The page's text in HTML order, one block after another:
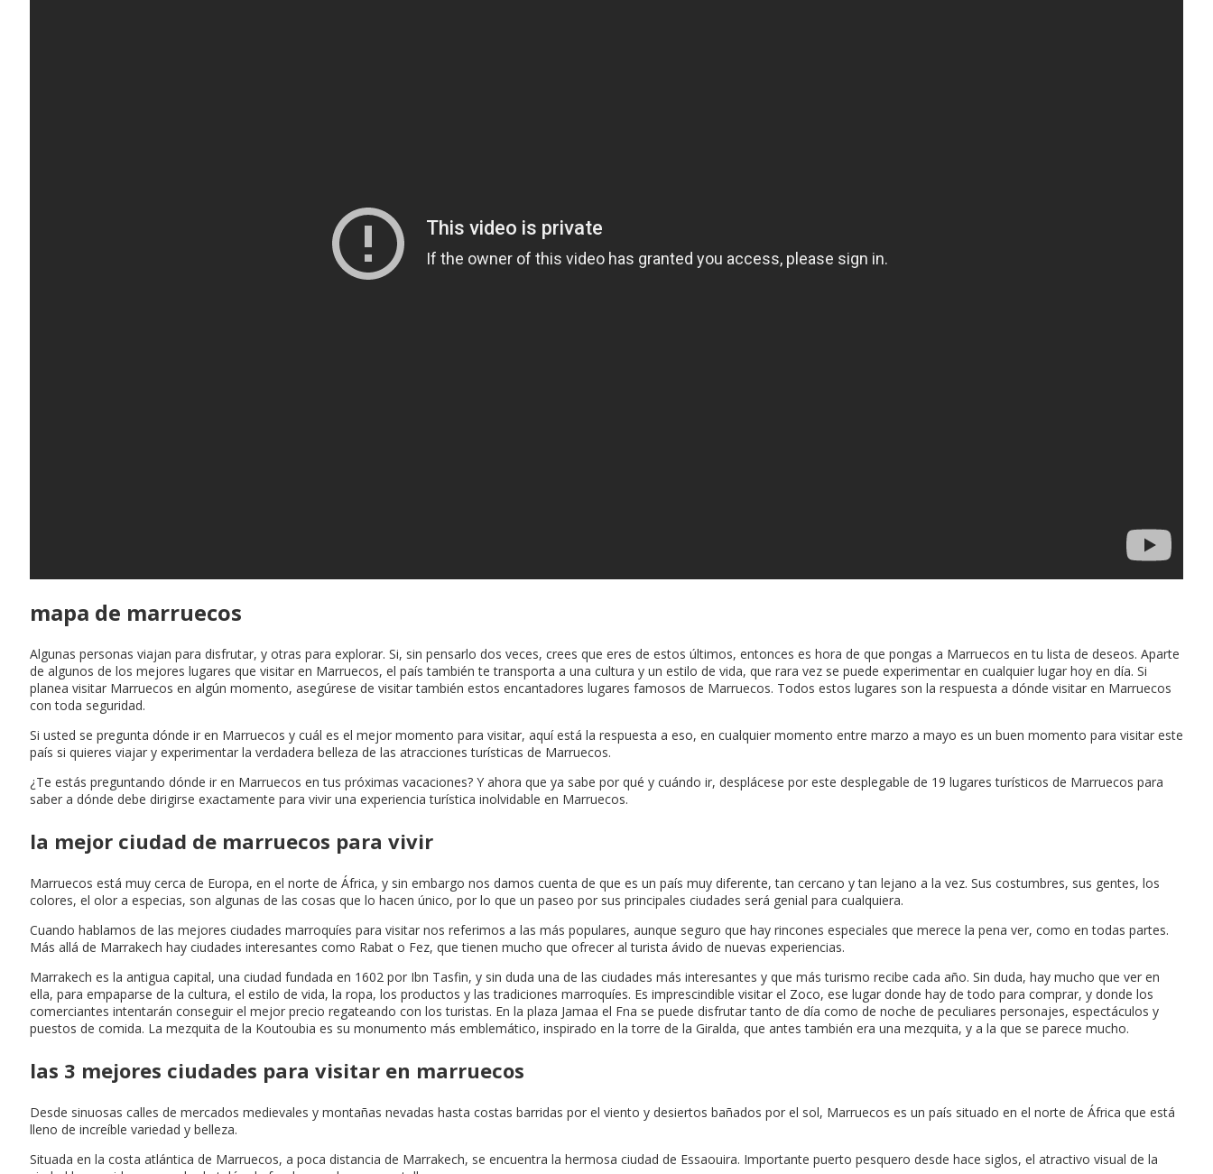
mapa de marruecos
Algunas personas viajan para disfrutar, y otras para explorar. Si, sin pensarlo dos veces, crees que eres de estos últimos, entonces es hora de que pongas a Marruecos en tu lista de deseos. Aparte
de algunos de los mejores lugares que visitar en Marruecos, el país también te transporta a una cultura y un estilo de vida, que rara vez se puede experimentar en cualquier lugar hoy en día. Si
planea visitar Marruecos en algún momento, asegúrese de visitar también estos encantadores lugares famosos de Marruecos. Todos estos lugares son la respuesta a dónde visitar en Marruecos
con toda seguridad.
Si usted se pregunta dónde ir en Marruecos y cuál es el mejor momento para visitar, aquí está la respuesta a eso, en cualquier momento entre marzo a mayo es un buen momento para visitar este
país si quieres viajar y experimentar la verdadera belleza de las atracciones turísticas de Marruecos.
¿Te estás preguntando dónde ir en Marruecos en tus próximas vacaciones? Y ahora que ya sabe por qué y cuándo ir, desplácese por este desplegable de 19 lugares turísticos de Marruecos para
saber a dónde debe dirigirse exactamente para vivir una experiencia turística inolvidable en Marruecos.
la mejor ciudad de marruecos para vivir
Marruecos está muy cerca de Europa, en el norte de África, y sin embargo nos damos cuenta de que es un país muy diferente, tan cercano y tan lejano a la vez. Sus costumbres, sus gentes, los
colores, el olor a especias, son algunas de las cosas que lo hacen único, por lo que un paseo por sus principales ciudades será genial para cualquiera.
Cuando hablamos de las mejores ciudades marroquíes para visitar nos referimos a las más populares, aunque seguro que hay rincones especiales que merece la pena ver, como en todas partes.
Más allá de Marrakech hay ciudades interesantes como Rabat o Fez, que tienen mucho que ofrecer al turista ávido de nuevas experiencias.
Marrakech es la antigua capital, una ciudad fundada en 1602 por Ibn Tasfin, y sin duda una de las ciudades más interesantes y que más turismo recibe cada año. Sin duda, hay mucho que ver en
ella, para empaparse de la cultura, el estilo de vida, la ropa, los productos y las tradiciones marroquíes. Es imprescindible visitar el Zoco, ese lugar donde hay de todo para comprar, y donde los
comerciantes intentarán conseguir el mejor precio regateando con los turistas. En la plaza Jamaa el Fna se puede disfrutar tanto de día como de noche de peculiares personajes, espectáculos y
puestos de comida. La mezquita de la Koutoubia es su monumento más emblemático, inspirado en la torre de la Giralda, que antes también era una mezquita, y a la que se parece mucho.
las 3 mejores ciudades para visitar en marruecos
Desde sinuosas calles de mercados medievales y montañas nevadas hasta costas barridas por el viento y desiertos bañados por el sol, Marruecos es un país situado en el norte de África que está
lleno de increíble variedad y belleza.
Situada en la costa atlántica de Marruecos, a poca distancia de Marrakech, se encuentra la hermosa ciudad de Essaouira. Importante puerto pesquero desde hace siglos, el atractivo visual de la